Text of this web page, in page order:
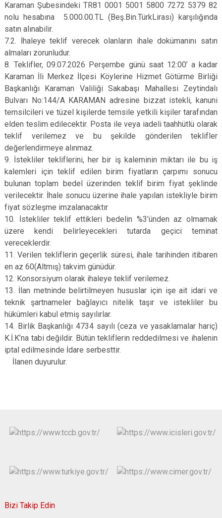
Karaman Şubesindeki TR81 0001 5001 5800 7272 5379 82
nolu hesabına 5.000.00.TL (Beş.Bin.TürkLirası) karşılığında
satın alınabilir.
7.2. İhaleye teklif verecek olanların ihale dokümanını satın
almaları zorunludur.
8. Teklifler, 09.07.2026 Perşembe günü saat 12:00’ a kadar
Karaman İli Merkez İlçesi Köylerine Hizmet Götürme Birliği
Başkanlığı Karaman Valiliği Sakabaşı Mahallesi Zeytindalı
Bulvarı No:144/A KARAMAN adresine bizzat istekli, kanuni
temsilcileri ve tüzel kişilerde temsile yetkili kişiler tarafından
elden teslim edilecektir. Posta ile veya iadeli taahhütlü olarak
teklif verilemez ve bu şekilde gönderilen teklifler
değerlendirmeye alınmaz.
9. İstekliler tekliflerini, her bir iş kaleminin miktarı ile bu iş
kalemleri için teklif edilen birim fiyatların çarpımı sonucu
bulunan toplam bedel üzerinden teklif birim fiyat şeklinde
verilecektir. İhale sonucu üzerine ihale yapılan istekliyle birim
fiyat sözleşme imzalanacaktır
10. İstekliler teklif ettikleri bedelin %3’ünden az olmamak
üzere kendi belirleyecekleri tutarda geçici teminat
vereceklerdir.
11. Verilen tekliflerin geçerlik süresi, ihale tarihinden itibaren
en az 60(Altmış) takvim günüdür.
12. Konsorsiyum olarak ihaleye teklif verilemez.
13. İlan metninde belirtilmeyen hususlar için işe ait idari ve
teknik şartnameler bağlayıcı nitelik taşır ve istekliler bu
hükümleri kabul etmiş sayılırlar.
14. Birlik Başkanlığı 4734 sayılı (ceza ve yasaklamalar hariç)
K.İ.K’na tabi değildir. Bütün tekliflerin reddedilmesi ve ihalenin
iptal edilmesinde İdare serbesttir.
İlanen duyurulur.
Bizi Takip Edin